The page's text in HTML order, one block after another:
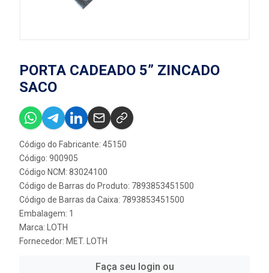
PORTA CADEADO 5” ZINCADO
SACO
Código do Fabricante: 45150
Código: 900905
Código NCM: 83024100
Código de Barras do Produto: 7893853451500
Código de Barras da Caixa: 7893853451500
Embalagem: 1
Marca:
LOTH
Fornecedor: MET. LOTH
Faça seu login ou